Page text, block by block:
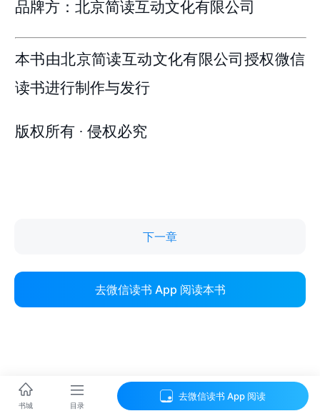
下一章
去微信读书 App 阅读本书
书城 目录
去微信读书 App 阅读